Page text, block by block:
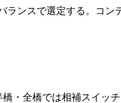
ランスで選定する。コン
・全橋では相補スイッ